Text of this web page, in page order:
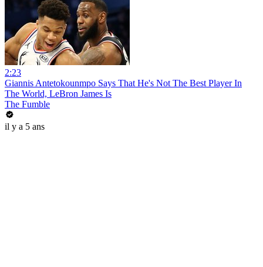
2:23
Giannis Antetokounmpo Says That He's Not The Best Player In
The World, LeBron James Is
The Fumble
il y a 5 ans